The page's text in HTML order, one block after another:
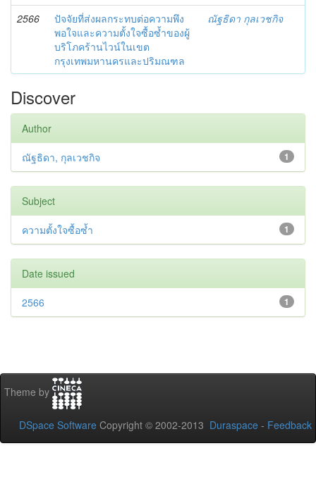
2566
ปัจจัยที่ส่งผลกระทบต่อความพึง
พอใจและความตั้งใจซื้อซ้ำของผู้
บริโภคร้านไวน์ในเขต
กรุงเทพมหานครและปริมณฑล
ณัฐธิดา กุลเวชกิจ
Discover
Author
1
ณัฐธิดา, กุลเวชกิจ
Subject
1
ความตั้งใจซื้อซ้ำ
Date issued
1
2566
Theme by
DSpace Software Copyright © 2002-2013 Duraspace - Feedback